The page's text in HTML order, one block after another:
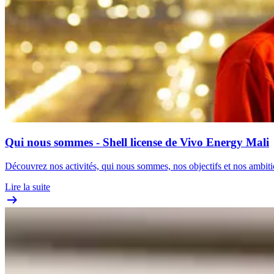
Qui nous sommes - Shell license de Vivo Energy Mali
Découvrez nos activités, qui nous sommes, nos objectifs et nos
Lire la suite